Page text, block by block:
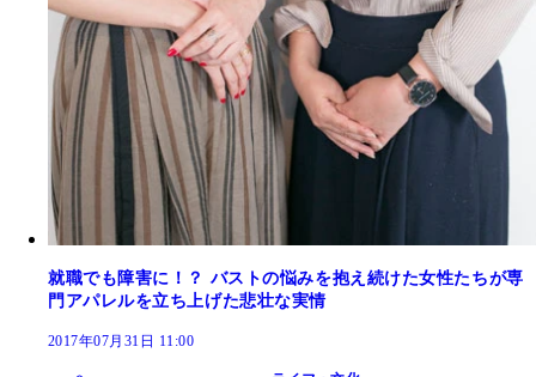
就職でも障害に！？ バストの悩みを抱え続けた女性たちが専
門アパレルを立ち上げた悲壮な実情
2017年07月31日 11:00